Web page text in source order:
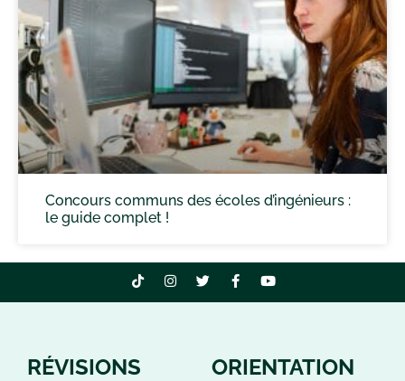
Concours communs des écoles d’ingénieurs :
le guide complet !
RÉVISIONS ORIENTATION